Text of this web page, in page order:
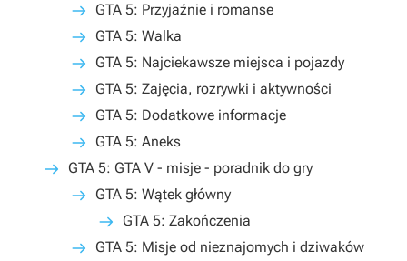
GTA 5: Przyjaźnie i romanse
GTA 5: Walka
GTA 5: Najciekawsze miejsca i pojazdy
GTA 5: Zajęcia, rozrywki i aktywności
GTA 5: Dodatkowe informacje
GTA 5: Aneks
GTA 5: GTA V - misje - poradnik do gry
GTA 5: Wątek główny
GTA 5: Zakończenia
GTA 5: Misje od nieznajomych i dziwaków